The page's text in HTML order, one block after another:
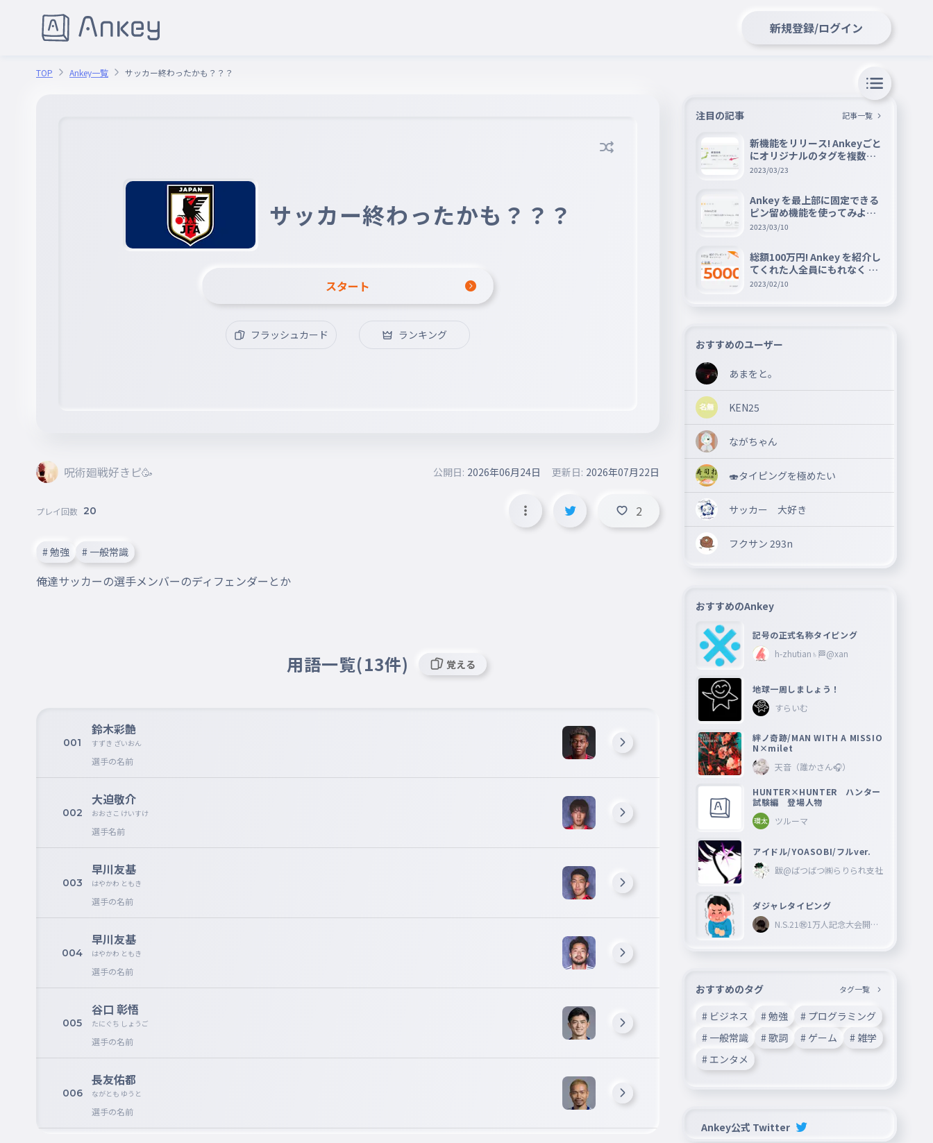
新規登録/ログイン
TOP Ankey一覧 サッカー終わったかも？？？
サッカー終わったかも？？？
スタート
フラッシュカード ランキング
呪術廻戦好きピ🥳 公開日: 2026年06月24日 更新日: 2026年07月22日
プレイ回数 20 2
# 勉強 # 一般常識
用語一覧(13件) 覚える
001
鈴木彩艶
すずき ざいおん
選手の名前
002
大迫敬介
おおさこ けいすけ
選手名前
003
早川友基
はやかわ ともき
選手の名前
004
早川友基
はやかわ ともき
選手の名前
005
谷口 彰悟
たにぐち しょうご
選手の名前
006
長友佑都
ながとも ゆうと
選手の名前
注目の記事 記事一覧
新機能をリリース! Ankeyごと
にオリジナルのタグを複数設
定できる『タグ機能』を紹介
2023/03/23
Ankey を最上部に固定できる
ピン留め機能を使ってみよう
📌
2023/03/10
総額100万円! Ankey を紹介し
てくれた人全員にもれなく A
mazon ギフト券 5000 円分を
2023/02/10
おすすめのユーザー
あまをと。
KEN25
ながちゃん
🍣タイピングを極めたい
サッカー 大好き
フクサン 293n
おすすめのAnkey
記号の正式名称タイピング
h-zhutian♄🏁@xan
地球一周しましょう！
すらいむ
絆ノ奇跡/MAN WITH A MISSIO
N×milet
天音（誰かさん🎧）
HUNTER×HUNTER ハンター
試験編 登場人物
ツルーマ
アイドル/YOASOBI/フルver.
跋@ばつばつ㈱らりられ支社
ダジャレタイピング
N.S.21㊗︎1万人記念大会開催
おすすめのタグ タグ一覧
# ビジネス # 勉強
# プログラミング
# 一般常識
# 歌詞 # ゲーム
# 雑学
# エンタメ
Ankey公式 Twitter